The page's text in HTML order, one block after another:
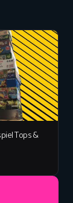
Tops &